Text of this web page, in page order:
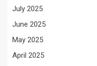
July 2025
June 2025
May 2025
April 2025